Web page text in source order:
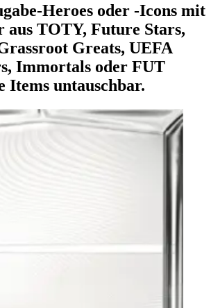
Heroes oder -Icons mit
aus TOTY, Future Stars,
Greats, UEFA
Immortals oder FUT
Items untauschbar.